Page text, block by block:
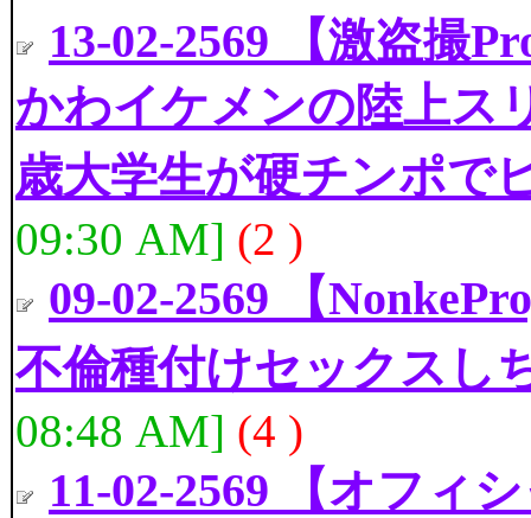
13-02-2569 【激盗撮
かわイケメンの陸上ス
歳大学生が硬チンポで
09:30 AM] (2 )
09-02-2569 【
不倫種付けセックスし
08:48 AM] (4 )
11-02-2569 【オフィ